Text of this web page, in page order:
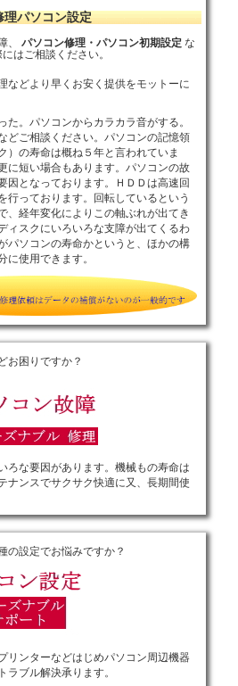
パソコン設定
、パソコン修理・パソコン初期設定な
はご相談ください。
などより早くお安く提供をモットーに
た。パソコンからカラカラ音がする。
どご相談ください。パソコンの記憶領
）の寿命は概ね５年と言われていま
に短い場合もあります。パソコンの故
因となっております。ＨＤＤは高速回
行っております。回転しているという
、経年変化によりこの軸ぶれが出てき
ィスクにいろいろな支障が出てくるわ
パソコンの寿命かというと、ほかの構
に使用できます。
お困りですか？
ろな要因があります。機械もの寿命は
ナンスでサクサク快適に又、長期間使
の設定でお悩みですか？
リンターなどはじめパソコン周辺機器
ラブル解決承ります。